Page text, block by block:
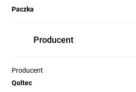
Paczka
Producent
Producent
Qoltec